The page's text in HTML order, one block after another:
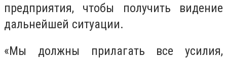
предприятия, чтобы получить видение
дальнейшей ситуации.
«Мы должны прилагать все усилия,